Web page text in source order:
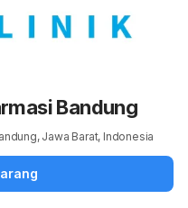
Bandung
Jawa Barat, Indonesia